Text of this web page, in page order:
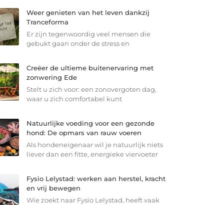
Weer genieten van het leven dankzij
Tranceforma
Er zijn tegenwoordig veel mensen die
gebukt gaan onder de stress en
Creëer de ultieme buitenervaring met
zonwering Ede
Stelt u zich voor: een zonovergoten dag,
waar u zich comfortabel kunt
Natuurlijke voeding voor een gezonde
hond: De opmars van rauw voeren
Als hondeneigenaar wil je natuurlijk niets
liever dan een fitte, energieke viervoeter
Fysio Lelystad: werken aan herstel, kracht
en vrij bewegen
Wie zoekt naar Fysio Lelystad, heeft vaak